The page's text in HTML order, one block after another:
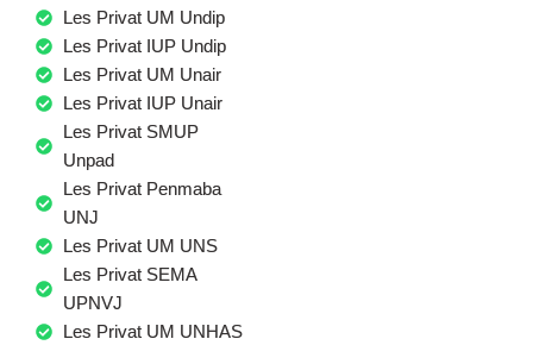
Les Privat UM Undip
Les Privat IUP Undip
Les Privat UM Unair
Les Privat IUP Unair
Les Privat SMUP
Unpad
Les Privat Penmaba
UNJ
Les Privat UM UNS
Les Privat SEMA
UPNVJ
Les Privat UM UNHAS